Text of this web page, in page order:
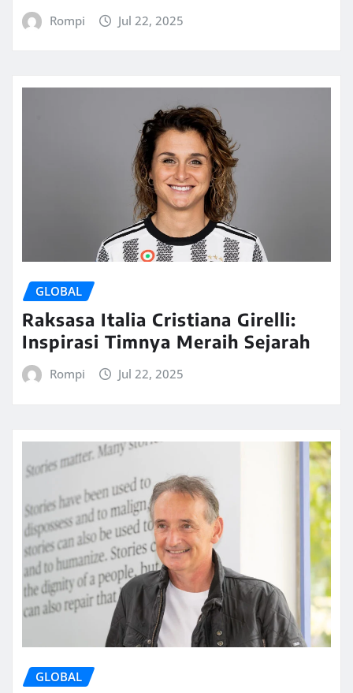
Rompi Jul 22, 2025
GLOBAL
Raksasa Italia Cristiana Girelli:
Inspirasi Timnya Meraih Sejarah
Rompi Jul 22, 2025
GLOBAL